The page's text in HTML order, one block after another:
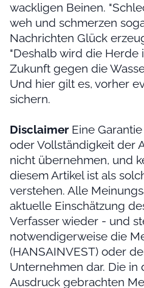
wackligen Beinen.
weh und schmerzen
Nachrichten Glück
"Deshalb wird die Herde
Zukunft gegen die
Und hier gilt es, vorher
sichern.
Disclaimer Eine
oder Vollständigkeit der
nicht übernehmen, und
diesem Artikel ist als
verstehen. Alle
aktuelle Einschätzung
Verfasser wieder - und
notwendigerweise die
(HANSAINVEST) oder
Unternehmen dar. Die in
Ausdruck gebrachten